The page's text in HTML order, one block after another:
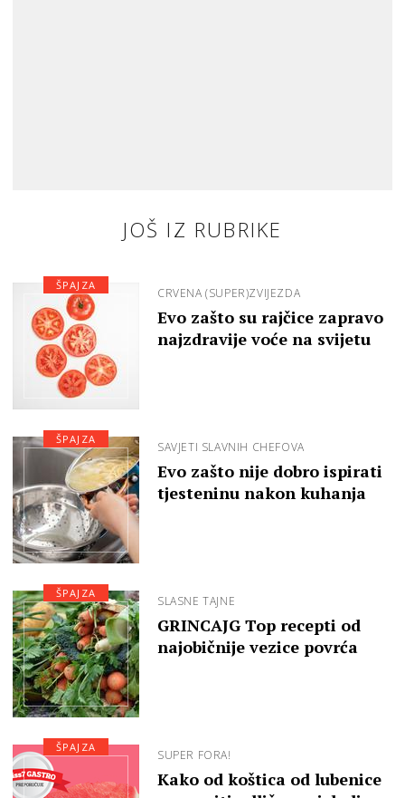
JOŠ IZ RUBRIKE
CRVENA (SUPER)ZVIJEZDA
Evo zašto su rajčice zapravo
najzdravije voće na svijetu
ŠPAJZA
SAVJETI SLAVNIH CHEFOVA
Evo zašto nije dobro ispirati
tjesteninu nakon kuhanja
ŠPAJZA
SLASNE TAJNE
GRINCAJG Top recepti od
najobičnije vezice povrća
ŠPAJZA
SUPER FORA!
Kako od koštica od lubenice
ŠPAJZA